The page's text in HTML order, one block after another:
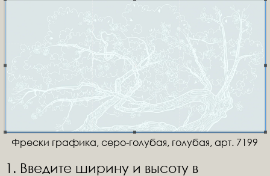
Фрески графика, серо-голубая, голубая, арт. 7199
1. Введите ширину и высоту в